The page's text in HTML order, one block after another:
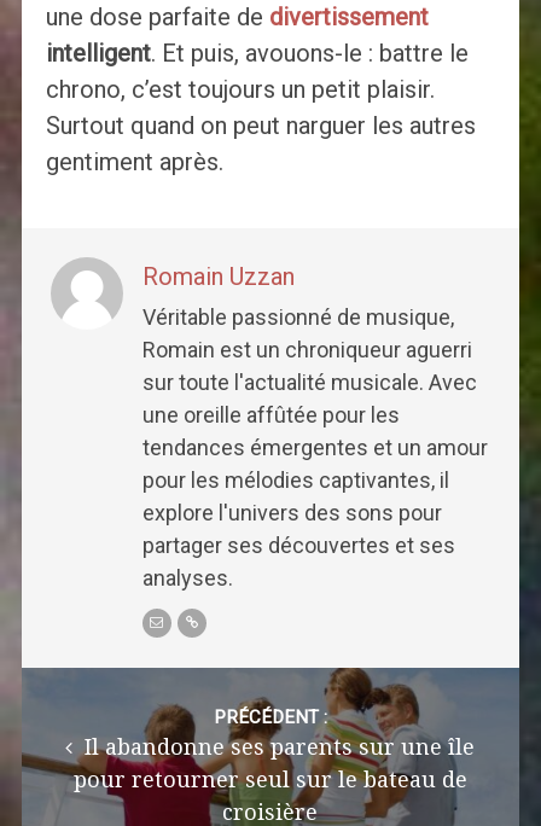
une dose parfaite de divertissement
intelligent. Et puis, avouons-le : battre le
chrono, c’est toujours un petit plaisir.
Surtout quand on peut narguer les autres
gentiment après.
Romain Uzzan
Véritable passionné de musique,
Romain est un chroniqueur aguerri
sur toute l'actualité musicale. Avec
une oreille affûtée pour les
tendances émergentes et un amour
pour les mélodies captivantes, il
explore l'univers des sons pour
partager ses découvertes et ses
analyses.
PRÉCÉDENT :
Il abandonne ses parents sur une île
pour retourner seul sur le bateau de
croisière